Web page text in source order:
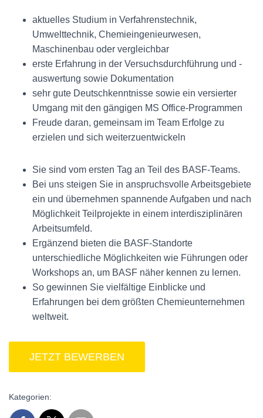
aktuelles Studium in Verfahrenstechnik,
Umwelttechnik, Chemieingenieurwesen,
Maschinenbau oder vergleichbar
erste Erfahrung in der Versuchsdurchführung und -
auswertung sowie Dokumentation
sehr gute Deutschkenntnisse sowie ein versierter
Umgang mit den gängigen MS Office-Programmen
Freude daran, gemeinsam im Team Erfolge zu
erzielen und sich weiterzuentwickeln
Sie sind vom ersten Tag an Teil des BASF-Teams.
Bei uns steigen Sie in anspruchsvolle Arbeitsgebiete
ein und übernehmen spannende Aufgaben und nach
Möglichkeit Teilprojekte in einem interdisziplinären
Arbeitsumfeld.
Ergänzend bieten die BASF-Standorte
unterschiedliche Möglichkeiten wie Führungen oder
Workshops an, um BASF näher kennen zu lernen.
So gewinnen Sie vielfältige Einblicke und
Erfahrungen bei dem größten Chemieunternehmen
weltweit.
Kategorien: